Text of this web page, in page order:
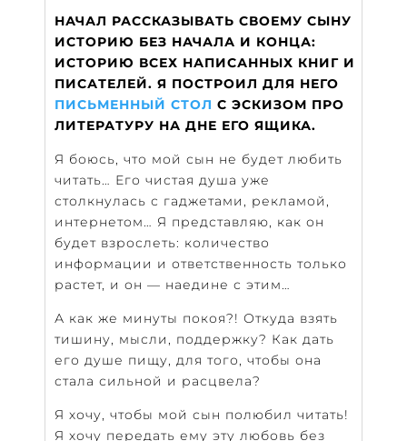
НАЧАЛ РАССКАЗЫВАТЬ СВОЕМУ СЫНУ
ИСТОРИЮ БЕЗ НАЧАЛА И КОНЦА:
ИСТОРИЮ ВСЕХ НАПИСАННЫХ КНИГ И
ПИСАТЕЛЕЙ. Я ПОСТРОИЛ ДЛЯ НЕГО
ПИСЬМЕННЫЙ СТОЛ С ЭСКИЗОМ ПРО
ЛИТЕРАТУРУ НА ДНЕ ЕГО ЯЩИКА.
Я боюсь, что мой сын не будет любить
читать… Его чистая душа уже
столкнулась с гаджетами, рекламой,
интернетом… Я представляю, как он
будет взрослеть: количество
информации и ответственность только
растет, и он — наедине с этим…
А как же минуты покоя?! Откуда взять
тишину, мысли, поддержку? Как дать
его душе пищу, для того, чтобы она
стала сильной и расцвела?
Я хочу, чтобы мой сын полюбил читать!
Я хочу передать ему эту любовь без